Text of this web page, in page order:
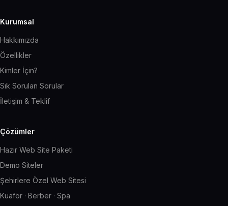
Kurumsal
Hakkımızda
Özellikler
Kimler İçin?
Sık Sorulan Sorular
İletişim & Teklif
Çözümler
Hazır Web Site Paketi
Demo Siteler
Şehirlere Özel Web Sitesi
Kuaför · Berber · Spa